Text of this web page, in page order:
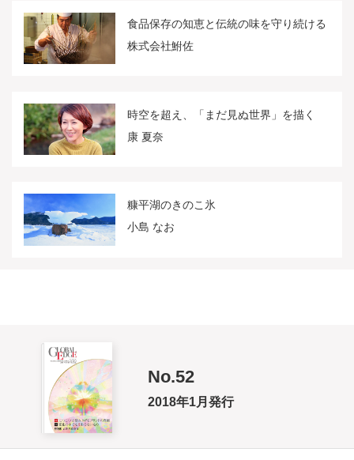
食品保存の知恵と伝統の味を守り続ける
株式会社鮒佐
時空を超え、「まだ見ぬ世界」を描く
康 夏奈
糠平湖のきのこ氷
小島 なお
No.52
2018年1月発行